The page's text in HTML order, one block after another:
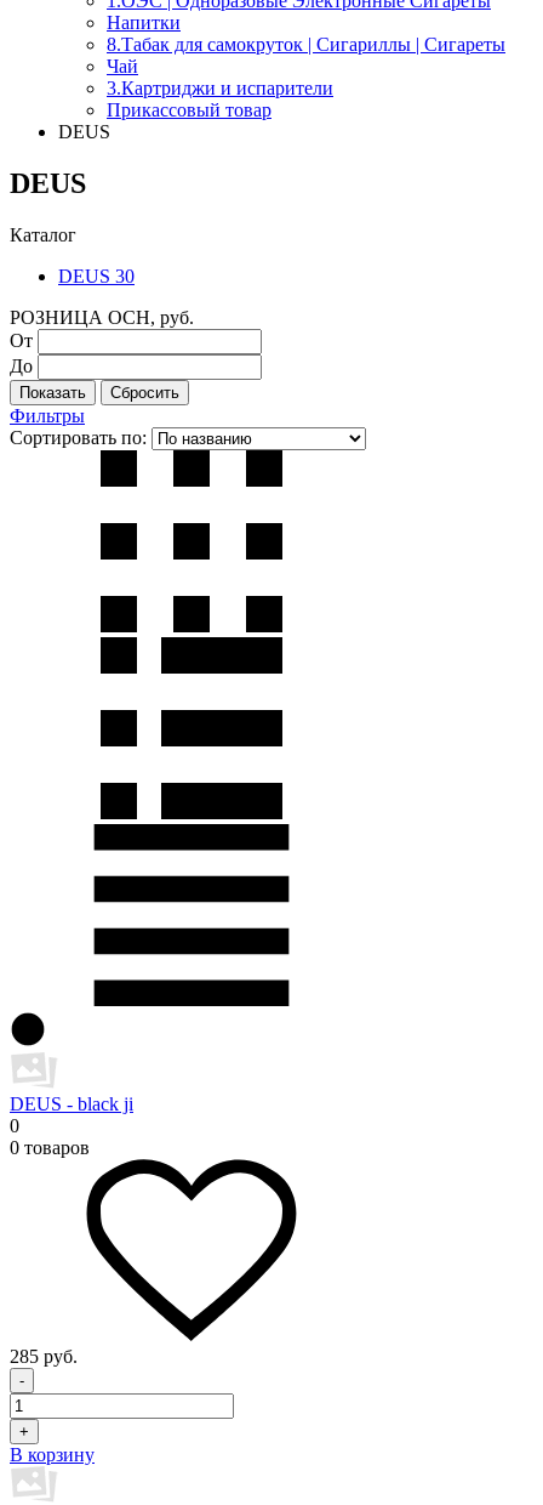
Напитки
8.Табак для самокруток | Сигариллы | Cигареты
Чай
3.Картриджи и испарители
Прикассовый товар
DEUS
DEUS
Каталог
DEUS 30
РОЗНИЦА ОСН, руб.
От
До
Фильтры
Сортировать по:
DEUS - black ji
0
0 товаров
285 руб.
-
+
В корзину